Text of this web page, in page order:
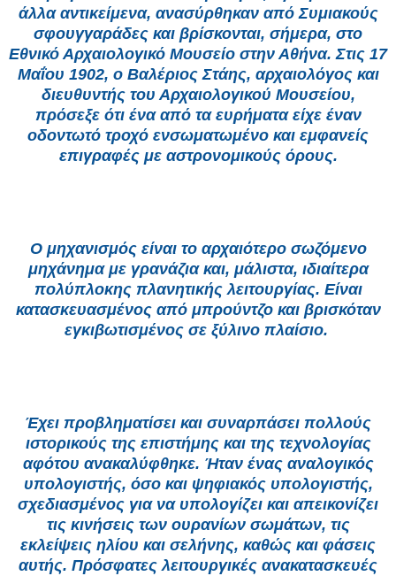
άλλα αντικείμενα, ανασύρθηκαν από Συμιακούς
σφουγγαράδες και βρίσκονται, σήμερα, στο
Εθνικό Αρχαιολογικό Μουσείο στην Αθήνα. Στις 17
Μαΐου 1902, ο Βαλέριος Στάης, αρχαιολόγος και
διευθυντής του Αρχαιολογικού Μουσείου,
πρόσεξε ότι ένα από τα ευρήματα είχε έναν
οδοντωτό τροχό ενσωματωμένο και εμφανείς
επιγραφές με αστρονομικούς όρους.
Ο μηχανισμός είναι το αρχαιότερο σωζόμενο
μηχάνημα με γρανάζια και, μάλιστα, ιδιαίτερα
πολύπλοκης πλανητικής λειτουργίας. Είναι
κατασκευασμένος από μπρούντζο και βρισκόταν
εγκιβωτισμένος σε ξύλινο πλαίσιο.
Έχει προβληματίσει και συναρπάσει πολλούς
ιστορικούς της επιστήμης και της τεχνολογίας
αφότου ανακαλύφθηκε. Ήταν ένας αναλογικός
υπολογιστής, όσο και ψηφιακός υπολογιστής,
σχεδιασμένος για να υπολογίζει και απεικονίζει
τις κινήσεις των ουρανίων σωμάτων, τις
εκλείψεις ηλίου και σελήνης, καθώς και φάσεις
αυτής. Πρόσφατες λειτουργικές ανακατασκευές